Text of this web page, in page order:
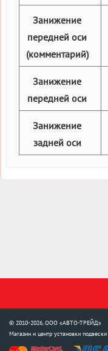
Занижение
передней оси
(комментарий)
Занижение
передней оси
Занижение
задней оси
© 2010-2026, ООО «АВТО-ТРЕЙД»
Магазин и центр установки подвески